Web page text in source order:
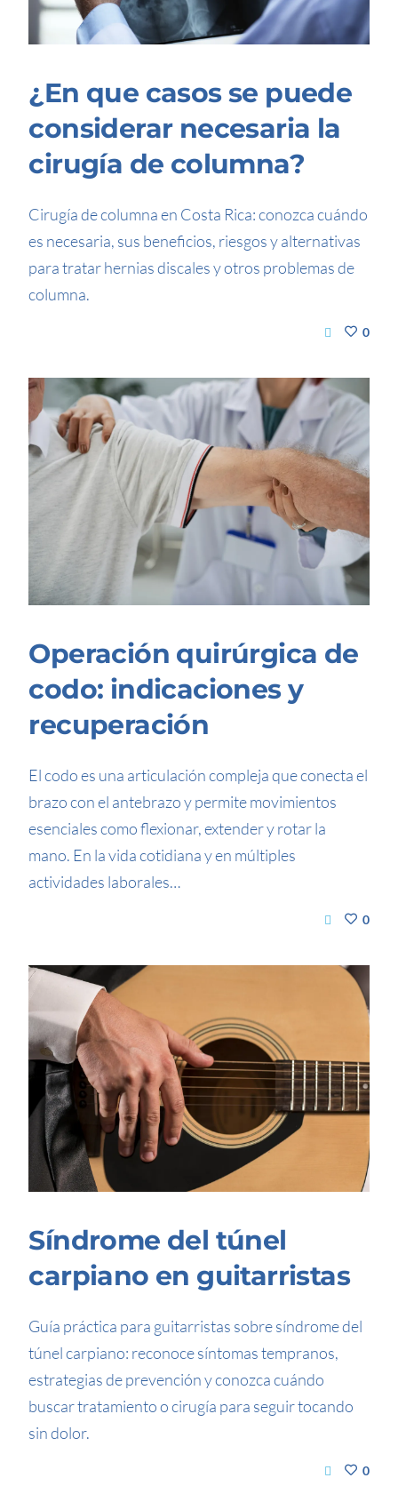
¿En que casos se puede
considerar necesaria la
cirugía de columna?
Cirugía de columna en Costa Rica: conozca cuándo
es necesaria, sus beneficios, riesgos y alternativas
para tratar hernias discales y otros problemas de
columna.
0
Operación quirúrgica de
codo: indicaciones y
recuperación
El codo es una articulación compleja que conecta el
brazo con el antebrazo y permite movimientos
esenciales como flexionar, extender y rotar la
mano. En la vida cotidiana y en múltiples
actividades laborales…
0
Síndrome del túnel
carpiano en guitarristas
Guía práctica para guitarristas sobre síndrome del
túnel carpiano: reconoce síntomas tempranos,
estrategias de prevención y conozca cuándo
buscar tratamiento o cirugía para seguir tocando
sin dolor.
0